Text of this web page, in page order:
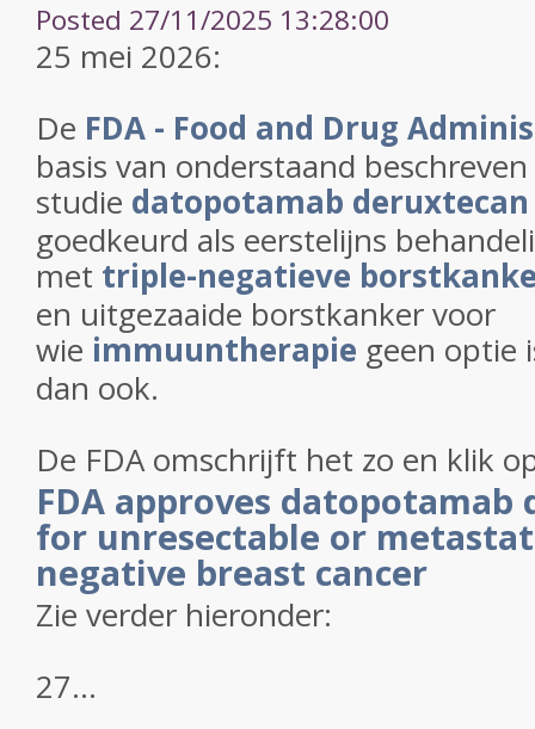
Posted 27/11/2025 13:28:00
25 mei 2026:
De FDA - Food and Drug
basis van onderstaand beschreven
studie datopotamab deruxtecan
goedkeurd als eerstelijns
met triple-negatieve
en uitgezaaide borstkanker voor
wie immuuntherapie geen optie
dan ook.
De FDA omschrijft het zo en klik
FDA approves
for unresectable or
negative breast cancer
Zie verder hieronder:
27...